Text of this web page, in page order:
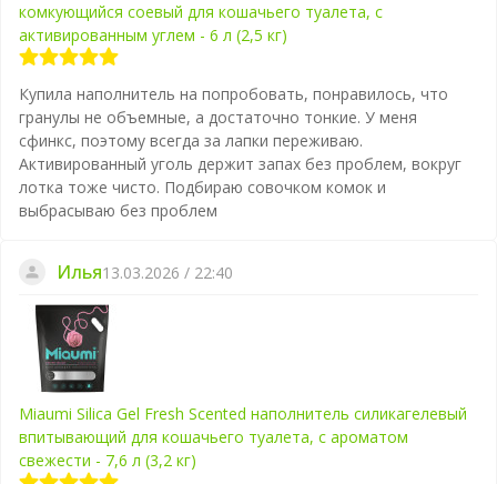
комкующийся соевый для кошачьего туалета, с
активированным углем - 6 л (2,5 кг)
Купила наполнитель на попробовать, понравилось, что
гранулы не объемные, а достаточно тонкие. У меня
сфинкс, поэтому всегда за лапки переживаю.
Активированный уголь держит запах без проблем, вокруг
лотка тоже чисто. Подбираю совочком комок и
выбрасываю без проблем
Илья13.03.2026 / 22:40
Miaumi Silica Gel Fresh Scented наполнитель силикагелевый
впитывающий для кошачьего туалета, с ароматом
свежести - 7,6 л (3,2 кг)